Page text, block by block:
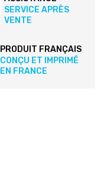
SERVICE APRÈS
VENTE
PRODUIT FRANÇAIS
CONÇU ET IMPRIMÉ
EN FRANCE